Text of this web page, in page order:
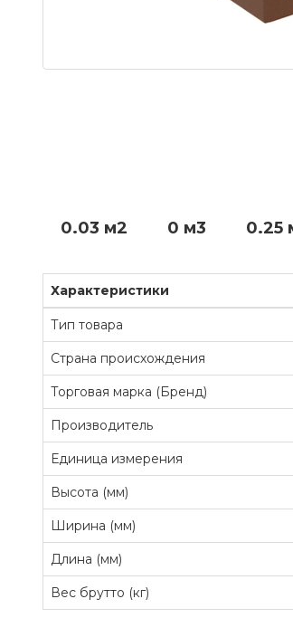
0.03 м2 0 м3 0.25
Характеристики
Тип товара
Страна происхождения
Торговая марка (Бренд)
Производитель
Единица измерения
Высота (мм)
Ширина (мм)
Длина (мм)
Вес брутто (кг)